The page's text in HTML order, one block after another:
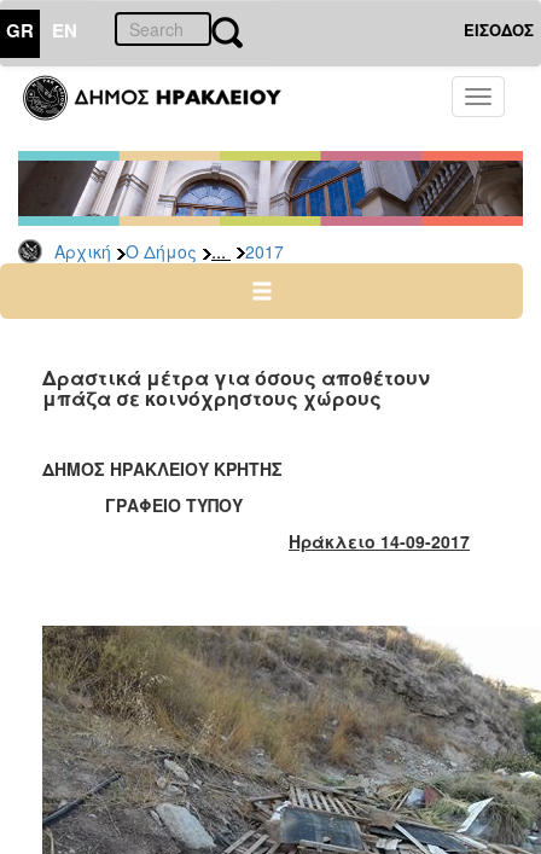
GR EN ΕΙΣΟΔΟΣ
Toggle
Αρχική Ο Δήμος ... 2017
ΔΗΜΟΣ
Δελτία
Τύπου
Αρχείο
2026
2024
2022
2020
2019
2015
2013
2012
2011
2010
2006
Δραστικά μέτρα για όσους αποθέτουν
μπάζα σε κοινόχρηστους χώρους
ΔΗΜΟΣ ΗΡΑΚΛΕΙΟΥ ΚΡΗΤΗΣ
ΓΡΑΦΕΙΟ ΤΥΠΟΥ
Ηράκλειο 14-09-2017